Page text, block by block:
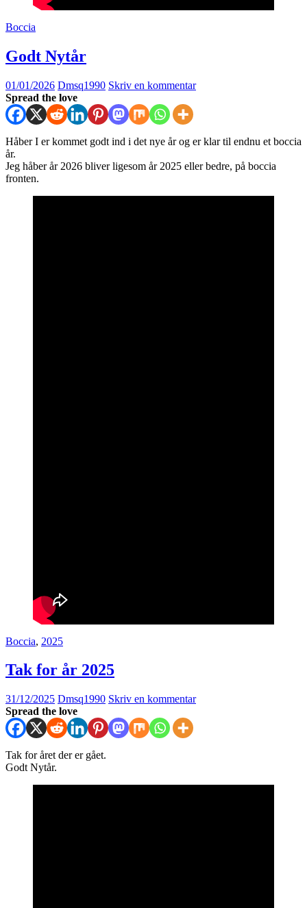
Boccia
Godt Nytår
01/01/2026 Dmsq1990 Skriv en kommentar
Spread the love
Håber I er kommet godt ind i det nye år og er klar til endnu et boccia
år.
Jeg håber år 2026 bliver ligesom år 2025 eller bedre, på boccia
fronten.
Boccia, 2025
Tak for år 2025
31/12/2025 Dmsq1990 Skriv en kommentar
Spread the love
Tak for året der er gået.
Godt Nytår.